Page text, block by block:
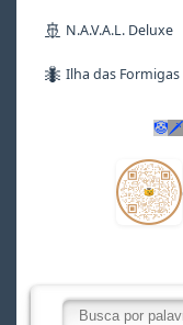
🚢 N.A.V.A.L. Deluxe
🐜 Ilha das Formigas
🤡 🗡